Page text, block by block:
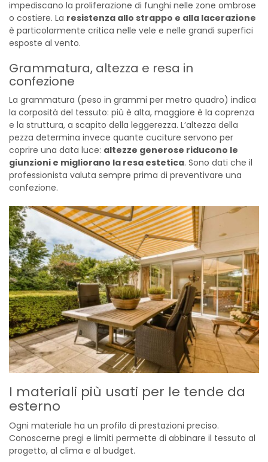
impediscano la proliferazione di funghi nelle zone ombrose
o costiere. La resistenza allo strappo e alla lacerazione
è particolarmente critica nelle vele e nelle grandi superfici
esposte al vento.
Grammatura, altezza e resa in
confezione
La grammatura (peso in grammi per metro quadro) indica
la corposità del tessuto: più è alta, maggiore è la coprenza
e la struttura, a scapito della leggerezza. L’altezza della
pezza determina invece quante cuciture servono per
coprire una data luce: altezze generose riducono le
giunzioni e migliorano la resa estetica. Sono dati che il
professionista valuta sempre prima di preventivare una
confezione.
I materiali più usati per le tende da
esterno
Ogni materiale ha un profilo di prestazioni preciso.
Conoscerne pregi e limiti permette di abbinare il tessuto al
progetto, al clima e al budget.